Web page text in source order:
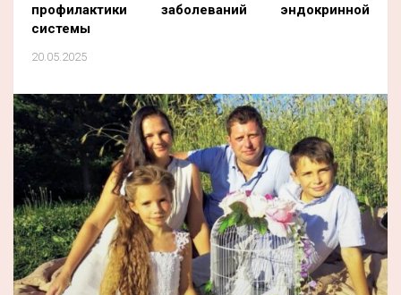
профилактики заболеваний эндокринной
системы
20.05.2025